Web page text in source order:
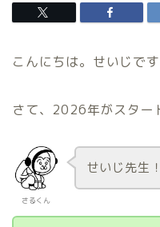
こんにちは。せいじで
さて、2026年がスター
さるくん
せいじ先生